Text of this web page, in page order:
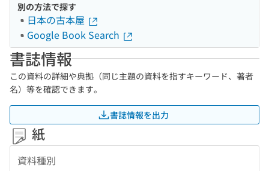
別の方法で探す
日本の古本屋
Google Book Search
書誌情報
この資料の詳細や典拠（同じ主題の資料を指すキーワード、著者
名）等を確認できます。
書誌情報を出力
紙
資料種別